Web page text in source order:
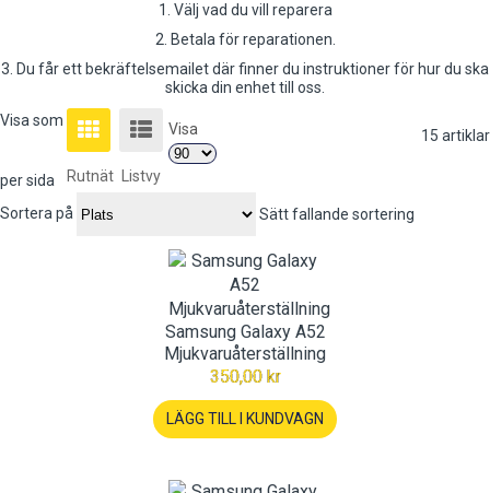
1. Välj vad du vill reparera
2. Betala för reparationen.
3. Du får ett bekräftelsemailet där finner du instruktioner för hur du ska
skicka din enhet till oss.
Visa som
Rutnät Listvy
15 artiklar
Visa
per sida
Sortera på
Sätt fallande sortering
Samsung Galaxy A52
Mjukvaruåterställning
350,00 kr
LÄGG TILL I KUNDVAGN